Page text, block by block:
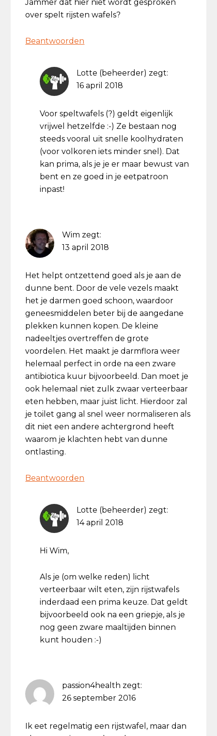
Jammer dat hier niet wordt gesproken
over spelt rijsten wafels?
Beantwoorden
Lotte (beheerder) zegt:
16 april 2018
Voor speltwafels (?) geldt eigenlijk
vrijwel hetzelfde :-) Ze bestaan nog
steeds vooral uit snelle koolhydraten
(voor volkoren iets minder snel). Dat
kan prima, als je je er maar bewust van
bent en ze goed in je eetpatroon
inpast!
Wim zegt:
13 april 2018
Het helpt ontzettend goed als je aan de
dunne bent. Door de vele vezels maakt
het je darmen goed schoon, waardoor
geneesmiddelen beter bij de aangedane
plekken kunnen kopen. De kleine
nadeeltjes overtreffen de grote
voordelen. Het maakt je darmflora weer
helemaal perfect in orde na een zware
antibiotica kuur bijvoorbeeld. Dan moet je
ook helemaal niet zulk zwaar verteerbaar
eten hebben, maar juist licht. Hierdoor zal
je toilet gang al snel weer normaliseren als
dit niet een andere achtergrond heeft
waarom je klachten hebt van dunne
ontlasting.
Beantwoorden
Lotte (beheerder) zegt:
14 april 2018
Hi Wim,
Als je (om welke reden) licht
verteerbaar wilt eten, zijn rijstwafels
inderdaad een prima keuze. Dat geldt
bijvoorbeeld ook na een griepje, als je
nog geen zware maaltijden binnen
kunt houden :-)
passion4health zegt:
26 september 2016
Ik eet regelmatig een rijstwafel, maar dan